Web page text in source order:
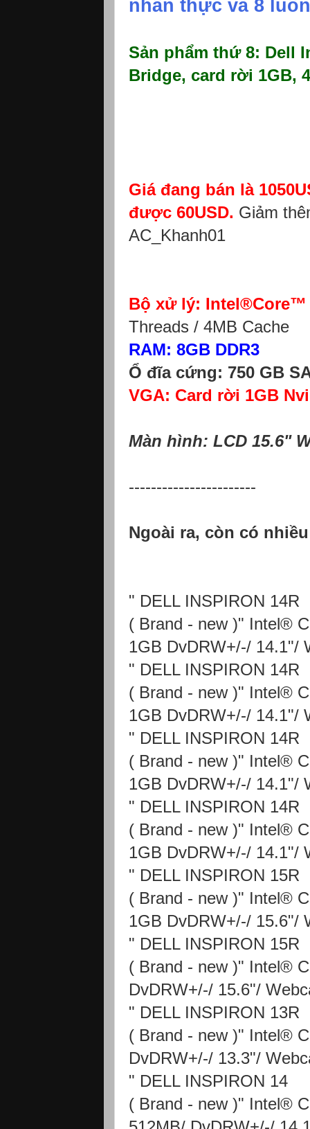
nhân thực và 8
Sản phẩm thứ 8: Dell
Bridge, card rời 1GB,
Giá đang bán là
được 60USD. Giảm
AC_Khanh01
Bộ xử lý: Intel®Core™
Threads / 4MB Cache
RAM: 8GB DDR3
Ổ đĩa cứng: 750 GB
VGA: Card rời 1GB
Màn hình: LCD 15.6"
-----------------------
Ngoài ra, còn có
" DELL INSPIRON 14R
( Brand - new )" Intel®
1GB DvDRW+/-/ 14.1"/
" DELL INSPIRON 14R
( Brand - new )" Intel®
1GB DvDRW+/-/ 14.1"/
" DELL INSPIRON 14R
( Brand - new )" Intel®
1GB DvDRW+/-/ 14.1"/
" DELL INSPIRON 14R
( Brand - new )" Intel®
1GB DvDRW+/-/ 14.1"/
" DELL INSPIRON 15R
( Brand - new )" Intel®
1GB DvDRW+/-/ 15.6"/
" DELL INSPIRON 15R
( Brand - new )" Intel®
DvDRW+/-/ 15.6"/
" DELL INSPIRON 13R
( Brand - new )" Intel®
DvDRW+/-/ 13.3"/
" DELL INSPIRON 14
( Brand - new )" Intel®